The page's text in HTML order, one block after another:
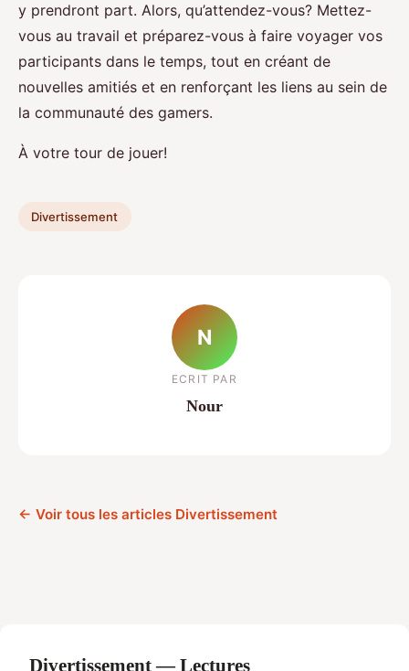
y prendront part. Alors, qu’attendez-vous? Mettez-
vous au travail et préparez-vous à faire voyager vos
participants dans le temps, tout en créant de
nouvelles amitiés et en renforçant les liens au sein de
la communauté des gamers.
À votre tour de jouer!
Divertissement
N
ECRIT PAR
Nour
← Voir tous les articles Divertissement
Divertissement — Lectures